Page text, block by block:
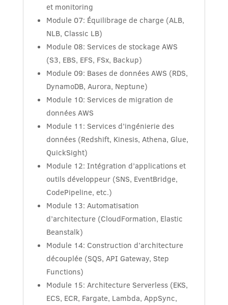
et monitoring
Module 07: Équilibrage de charge (ALB,
NLB, Classic LB)
Module 08: Services de stockage AWS
(S3, EBS, EFS, FSx, Backup)
Module 09: Bases de données AWS (RDS,
DynamoDB, Aurora, Neptune)
Module 10: Services de migration de
données AWS
Module 11: Services d’ingénierie des
données (Redshift, Kinesis, Athena, Glue,
QuickSight)
Module 12: Intégration d’applications et
outils développeur (SNS, EventBridge,
CodePipeline, etc.)
Module 13: Automatisation
d’architecture (CloudFormation, Elastic
Beanstalk)
Module 14: Construction d’architecture
découplée (SQS, API Gateway, Step
Functions)
Module 15: Architecture Serverless (EKS,
ECS, ECR, Fargate, Lambda, AppSync,